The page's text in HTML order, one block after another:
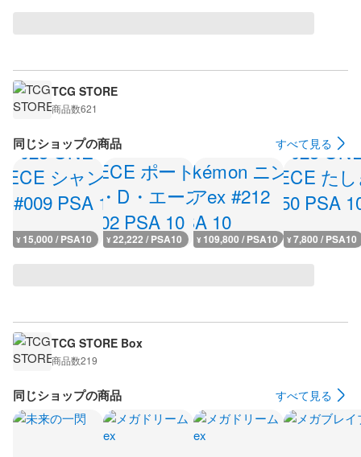
TCG STORE
商品数621
同じショップの商品 すべて見る
¥ 15,000 / PSA10 ¥22,222 / PSA10 ¥ 109,800 / PSA10 ¥7,800 / PSA10
TCG STORE Box
商品数219
同じショップの商品 すべて見る